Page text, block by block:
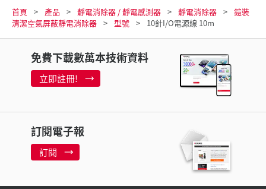
首頁 產品 靜電消除器 / 靜電感測器 靜電消除器
鎧裝
清潔空氣屏蔽靜電消除器
型號 10針I/O電源線 10m
免費下載數萬本技術資料
立即註冊!
訂閱電子報
訂閱